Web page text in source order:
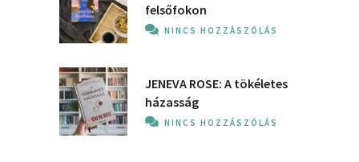
felsőfokon
NINCS HOZZÁSZÓLÁS
JENEVA ROSE: A ​tökéletes
házasság
NINCS HOZZÁSZÓLÁS